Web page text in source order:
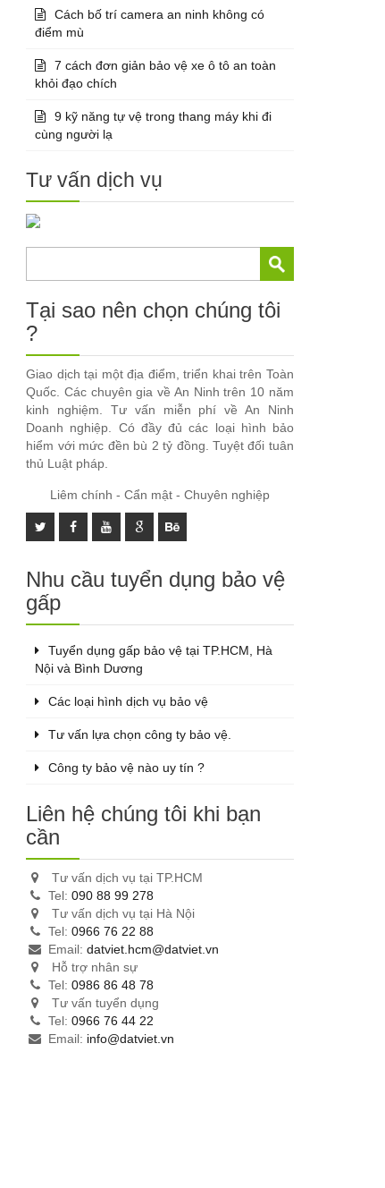
Cách bố trí camera an ninh không có
điểm mù
7 cách đơn giản bảo vệ xe ô tô an toàn
khỏi đạo chích
9 kỹ năng tự vệ trong thang máy khi đi
cùng người lạ
Tư vấn dịch vụ
Tại sao nên chọn chúng tôi
?
Giao dịch tại một địa điểm, triển khai trên Toàn
Quốc. Các chuyên gia về An Ninh trên 10 năm
kinh nghiệm. Tư vấn miễn phí về An Ninh
Doanh nghiệp. Có đầy đủ các loại hình bảo
hiểm với mức đền bù 2 tỷ đồng. Tuyệt đối tuân
thủ Luật pháp.
Liêm chính - Cẩn mật - Chuyên nghiệp
Nhu cầu tuyển dụng bảo vệ
gấp
Tuyển dụng gấp bảo vệ tại TP.HCM, Hà
Nội và Bình Dương
Các loại hình dịch vụ bảo vệ
Tư vấn lựa chọn công ty bảo vệ.
Công ty bảo vệ nào uy tín ?
Liên hệ chúng tôi khi bạn
cần
Tư vấn dịch vụ tại TP.HCM
Tel:090 88 99 278
Tư vấn dịch vụ tại Hà Nội
Tel:0966 76 22 88
Email:datviet.hcm@datviet.vn
Hỗ trợ nhân sự
Tel:0986 86 48 78
Tư vấn tuyển dụng
Tel:0966 76 44 22
Email: info@datviet.vn